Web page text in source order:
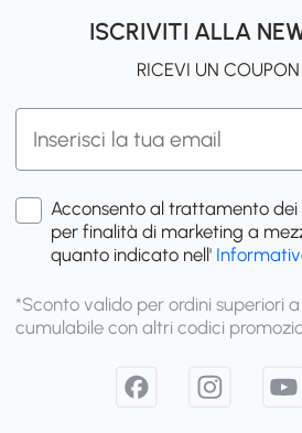
ISCRIVITI ALLA
RICEVI UN
Acconsento al trattamento
per finalità di marketing a
quanto indicato nell'
*Sconto valido per ordini superiori
cumulabile con altri codici